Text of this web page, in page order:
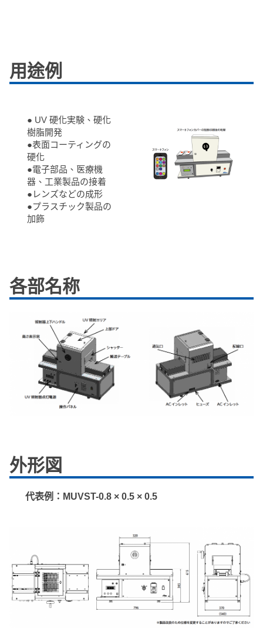
用途例
● UV 硬化実験、硬化
樹脂開発
●表面コーティングの
硬化
●電子部品、医療機
器、工業製品の接着
●レンズなどの成形
●プラスチック製品の
加飾
各部名称
外形図
代表例：MUVST-0.8 × 0.5 × 0.5